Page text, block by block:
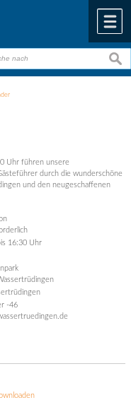
Uhr führen unsere
durch die wunderschöne
und den neugeschaffenen
16:30 Uhr
-46